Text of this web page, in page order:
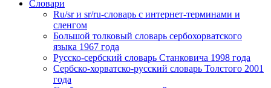
Словари
Ru/sr и sr/ru-словарь с интернет-терминами и
сленгом
Большой толковый словарь сербохорватского
языка 1967 года
Русско-сербский словарь Станковича 1998 года
Сербско-хорватско-русский словарь Толстого 2001
года